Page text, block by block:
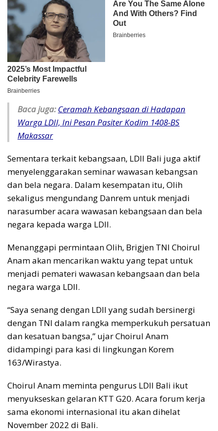
Baca juga: Ceramah Kebangsaan di Hadapan
Warga LDII, Ini Pesan Pasiter Kodim 1408-BS
Makassar
Sementara terkait kebangsaan, LDII Bali juga aktif
menyelenggarakan seminar wawasan kebangsan
dan bela negara. Dalam kesempatan itu, Olih
sekaligus mengundang Danrem untuk menjadi
narasumber acara wawasan kebangsaan dan bela
negara kepada warga LDII.
Menanggapi permintaan Olih, Brigjen TNI Choirul
Anam akan mencarikan waktu yang tepat untuk
menjadi pemateri wawasan kebangsaan dan bela
negara warga LDII.
“Saya senang dengan LDII yang sudah bersinergi
dengan TNI dalam rangka memperkukuh persatuan
dan kesatuan bangsa,” ujar Choirul Anam
didampingi para kasi di lingkungan Korem
163/Wirastya.
Choirul Anam meminta pengurus LDII Bali ikut
menyukseskan gelaran KTT G20. Acara forum kerja
sama ekonomi internasional itu akan dihelat
November 2022 di Bali.